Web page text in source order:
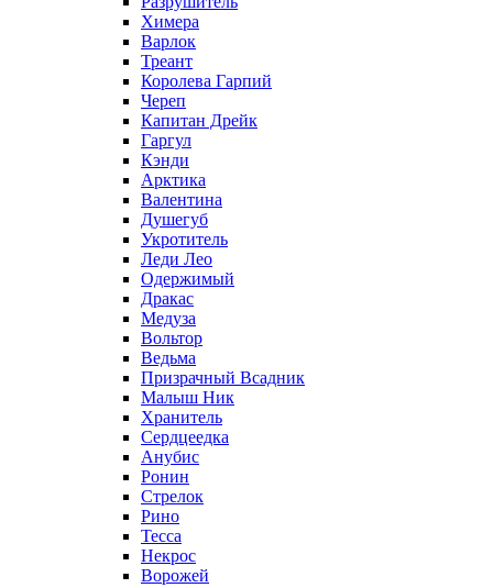
Химера
Варлок
Треант
Королева Гарпий
Череп
Капитан Дрейк
Гаргул
Кэнди
Арктика
Валентина
Душегуб
Укротитель
Леди Лео
Одержимый
Дракас
Медуза
Вольтор
Ведьма
Призрачный Всадник
Малыш Ник
Хранитель
Сердцеедка
Анубис
Ронин
Стрелок
Рино
Тесса
Некрос
Ворожей